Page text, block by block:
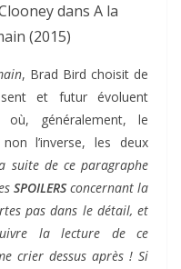
dans A la
(2015)
, Brad Bird choisit de
et futur évoluent
où, généralement, le
l’inverse, les deux
suite de ce paragraphe
SPOILERSconcernant la
pas dans le détail, et
la lecture de ce
crier dessus après ! Si